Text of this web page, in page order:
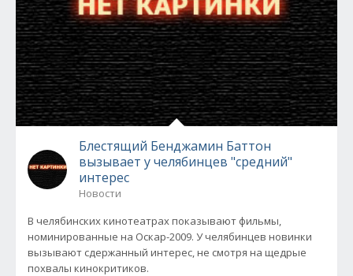
Блестящий Бенджамин Баттон
вызывает у челябинцев "средний"
интерес
Новости
В челябинских кинотеатрах показывают фильмы,
номинированные на Оскар-2009. У челябинцев новинки
вызывают сдержанный интерес, не смотря на щедрые
похвалы кинокритиков.